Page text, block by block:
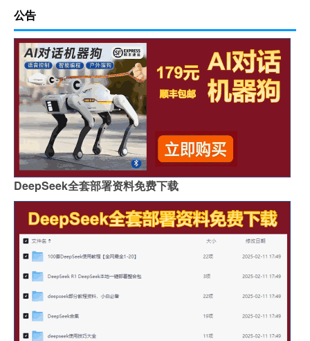
公告
DeepSeek全套部署资料免费下载